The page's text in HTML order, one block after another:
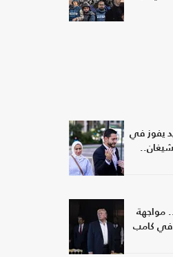
يفوز في
مواجهة
في كامب